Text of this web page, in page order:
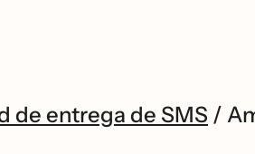
de entrega de SMS /